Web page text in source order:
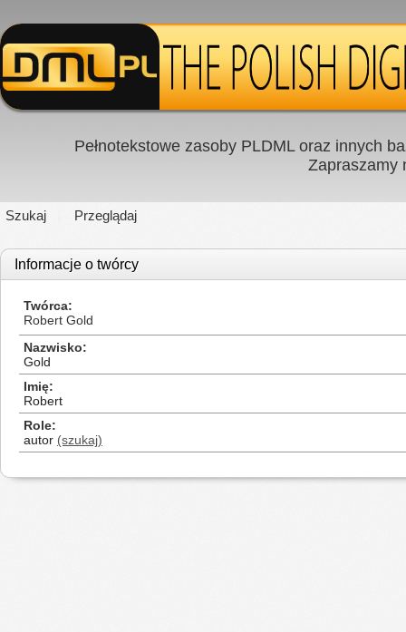
Pełnotekstowe zasoby PLDML oraz innych
Zapraszamy
Szukaj Przeglądaj
Informacje o twórcy
Twórca
Robert Gold
Nazwisko
Gold
Imię
Robert
Role
autor (szukaj)